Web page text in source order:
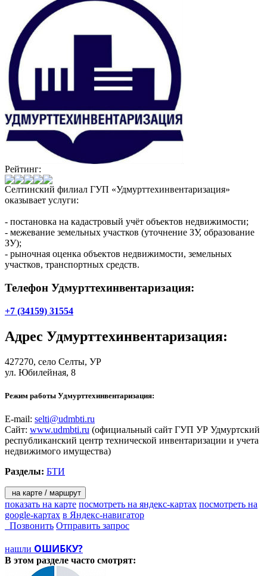
Рейтинг:
Селтинский филиал ГУП «Удмурттехинвентаризация»
оказывает услуги:
- постановка на кадастровый учёт объектов недвижимости;
- межевание земельных участков (уточнение ЗУ, образование
ЗУ);
- рыночная оценка объектов недвижимости, земельных
участков, транспортных средств.
Телефон Удмурттехинвентаризация:
+7 (34159) 31554
Адрес Удмурттехинвентаризация:
427270, село Селты, УР
ул. Юбилейная, 8
Режим работы Удмурттехинвентаризация:
E-mail: selti@udmbti.ru
Сайт: www.udmbti.ru (официальный сайт ГУП УР Удмуртский
республиканский центр технической инвентаризации и учета
недвижимого имущества)
Разделы: БТИ
на карте / маршрут
показать на карте посмотреть на яндекс-картах посмотреть на
google-картах в Яндекс-навигатор
Позвонить Отправить запрос
нашли ОШИБКУ?
В этом разделе часто смотрят: